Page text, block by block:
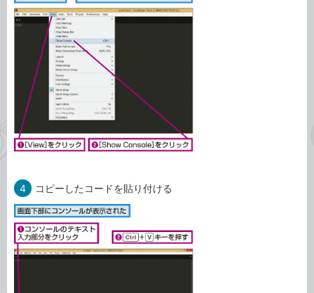
4 コピーしたコードを貼り付ける